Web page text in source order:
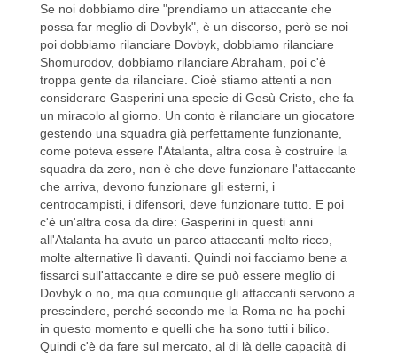
Se noi dobbiamo dire "prendiamo un attaccante che
possa far meglio di Dovbyk", è un discorso, però se noi
poi dobbiamo rilanciare Dovbyk, dobbiamo rilanciare
Shomurodov, dobbiamo rilanciare Abraham, poi c'è
troppa gente da rilanciare. Cioè stiamo attenti a non
considerare Gasperini una specie di Gesù Cristo, che fa
un miracolo al giorno. Un conto è rilanciare un giocatore
gestendo una squadra già perfettamente funzionante,
come poteva essere l'Atalanta, altra cosa è costruire la
squadra da zero, non è che deve funzionare l'attaccante
che arriva, devono funzionare gli esterni, i
centrocampisti, i difensori, deve funzionare tutto. E poi
c'è un'altra cosa da dire: Gasperini in questi anni
all'Atalanta ha avuto un parco attaccanti molto ricco,
molte alternative lì davanti. Quindi noi facciamo bene a
fissarci sull'attaccante e dire se può essere meglio di
Dovbyk o no, ma qua comunque gli attaccanti servono a
prescindere, perché secondo me la Roma ne ha pochi
in questo momento e quelli che ha sono tutti i bilico.
Quindi c'è da fare sul mercato, al di là delle capacità di